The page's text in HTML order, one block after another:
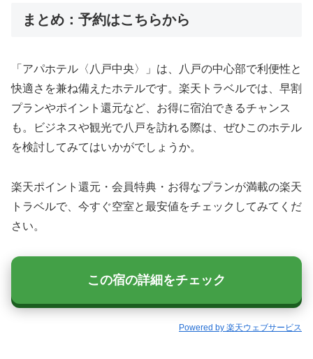
まとめ：予約はこちらから
「アパホテル〈八戸中央〉」は、八戸の中心部で利便性と
快適さを兼ね備えたホテルです。楽天トラベルでは、早割
プランやポイント還元など、お得に宿泊できるチャンス
も。ビジネスや観光で八戸を訪れる際は、ぜひこのホテル
を検討してみてはいかがでしょうか。
楽天ポイント還元・会員特典・お得なプランが満載の楽天
トラベルで、今すぐ空室と最安値をチェックしてみてくだ
さい。
この宿の詳細をチェック
Powered by 楽天ウェブサービス